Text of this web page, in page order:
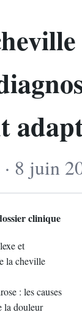
8 juin
clinique
et
la cheville
: les causes
la douleur